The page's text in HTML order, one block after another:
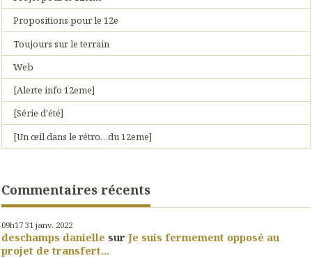
Propositions pour le 12e
Toujours sur le terrain
Web
[Alerte info 12eme]
[Série d'été]
[Un œil dans le rétro…du 12eme]
Commentaires récents
09h17 31 janv. 2022
deschamps danielle sur Je suis fermement opposé au
projet de transfert...